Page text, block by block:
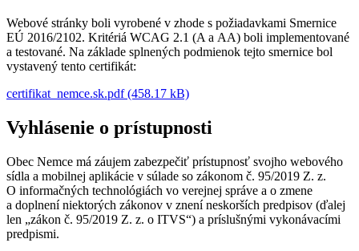
Webové stránky boli vyrobené v zhode s požiadavkami Smernice
EÚ 2016/2102. Kritériá WCAG 2.1 (A a AA) boli implementované
a testované. Na základe splnených podmienok tejto smernice bol
vystavený tento certifikát:
certifikat_nemce.sk.pdf (458.17 kB)
Vyhlásenie o prístupnosti
Obec Nemce má záujem zabezpečiť prístupnosť svojho webového
sídla a mobilnej aplikácie v súlade so zákonom č. 95/2019 Z. z.
O informačných technológiách vo verejnej správe a o zmene
a doplnení niektorých zákonov v znení neskorších predpisov (ďalej
len „zákon č. 95/2019 Z. z. o ITVS“) a príslušnými vykonávacími
predpismi.